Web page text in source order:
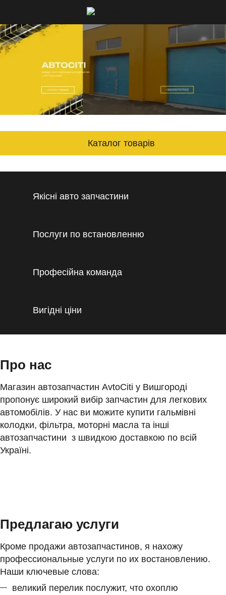
Каталог товарів
Якісні авто запчастини
Послуги по встановленню
Професійна команда
Вигідні ціни
Про нас
Магазин автозапчастин AvtoCiti у Вишгороді
пропонує широкий вибір запчастин для легкових
автомобілів. У нас ви можите купити гальмівні
колодки, фільтра, моторні масла та інші
автозапчастини з швидкою доставкою по всій
Україні.
Предлагаю услуги
Кроме продажи автозапчастинов, я нахожу
профессиональные услуги по их востановлению.
Наши ключевые слова:
великий перелик послужит, что охоплю